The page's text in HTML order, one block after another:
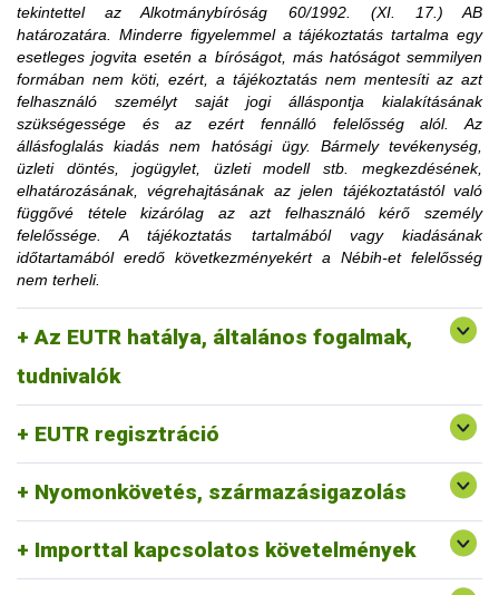
tekintettel az Alkotmánybíróság 60/1992. (XI. 17.) AB
határozatára. Minderre figyelemmel a tájékoztatás tartalma egy
esetleges jogvita esetén a bíróságot, más hatóságot semmilyen
formában nem köti, ezért, a tájékoztatás nem mentesíti az azt
felhasználó személyt saját jogi álláspontja kialakításának
szükségessége és az ezért fennálló felelősség alól. Az
állásfoglalás kiadás nem hatósági ügy. Bármely tevékenység,
üzleti döntés, jogügylet, üzleti modell stb. megkezdésének,
elhatározásának, végrehajtásának az jelen tájékoztatástól való
függővé tétele kizárólag az azt felhasználó kérő személy
felelőssége. A tájékoztatás tartalmából vagy kiadásának
időtartamából eredő következményekért a Nébih-et felelősség
nem terheli.
Az EUTR hatálya, általános fogalmak,
tudnivalók
EUTR regisztráció
Nyomonkövetés, származásigazolás
Importtal kapcsolatos követelmények
1. Mennyi idő múlva kerülhetek le a
honlapon közzétett jogsértések listájáról?
A közzétételtől számított ötödik év leteltekor. A tevékenység
korlátozásra utaló határozati részt hamarabb is el lehet
távolítani, amennyiben az ügyfél igazolja, hogy a korlátozás
megszüntetéséhez szükséges feltételt teljesítette.
Az érintett faanyag kereskedelmi lánchoz tartozó
tevékenységének felfüggesztése vagy tiltása, a
felfüggesztés vagy a tiltás fennállásáig szerepel a
honlapon.
kérelemmel?
Erre a vonatkozó jogszabályi környezet alapján nincs
lehetőség.